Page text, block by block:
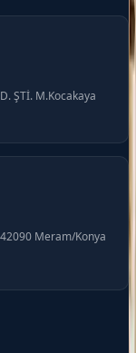
ŞTİ. M.Kocakaya
Meram/Konya